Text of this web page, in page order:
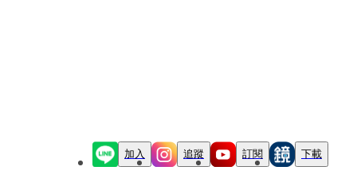
加入 追蹤 訂閱 下載